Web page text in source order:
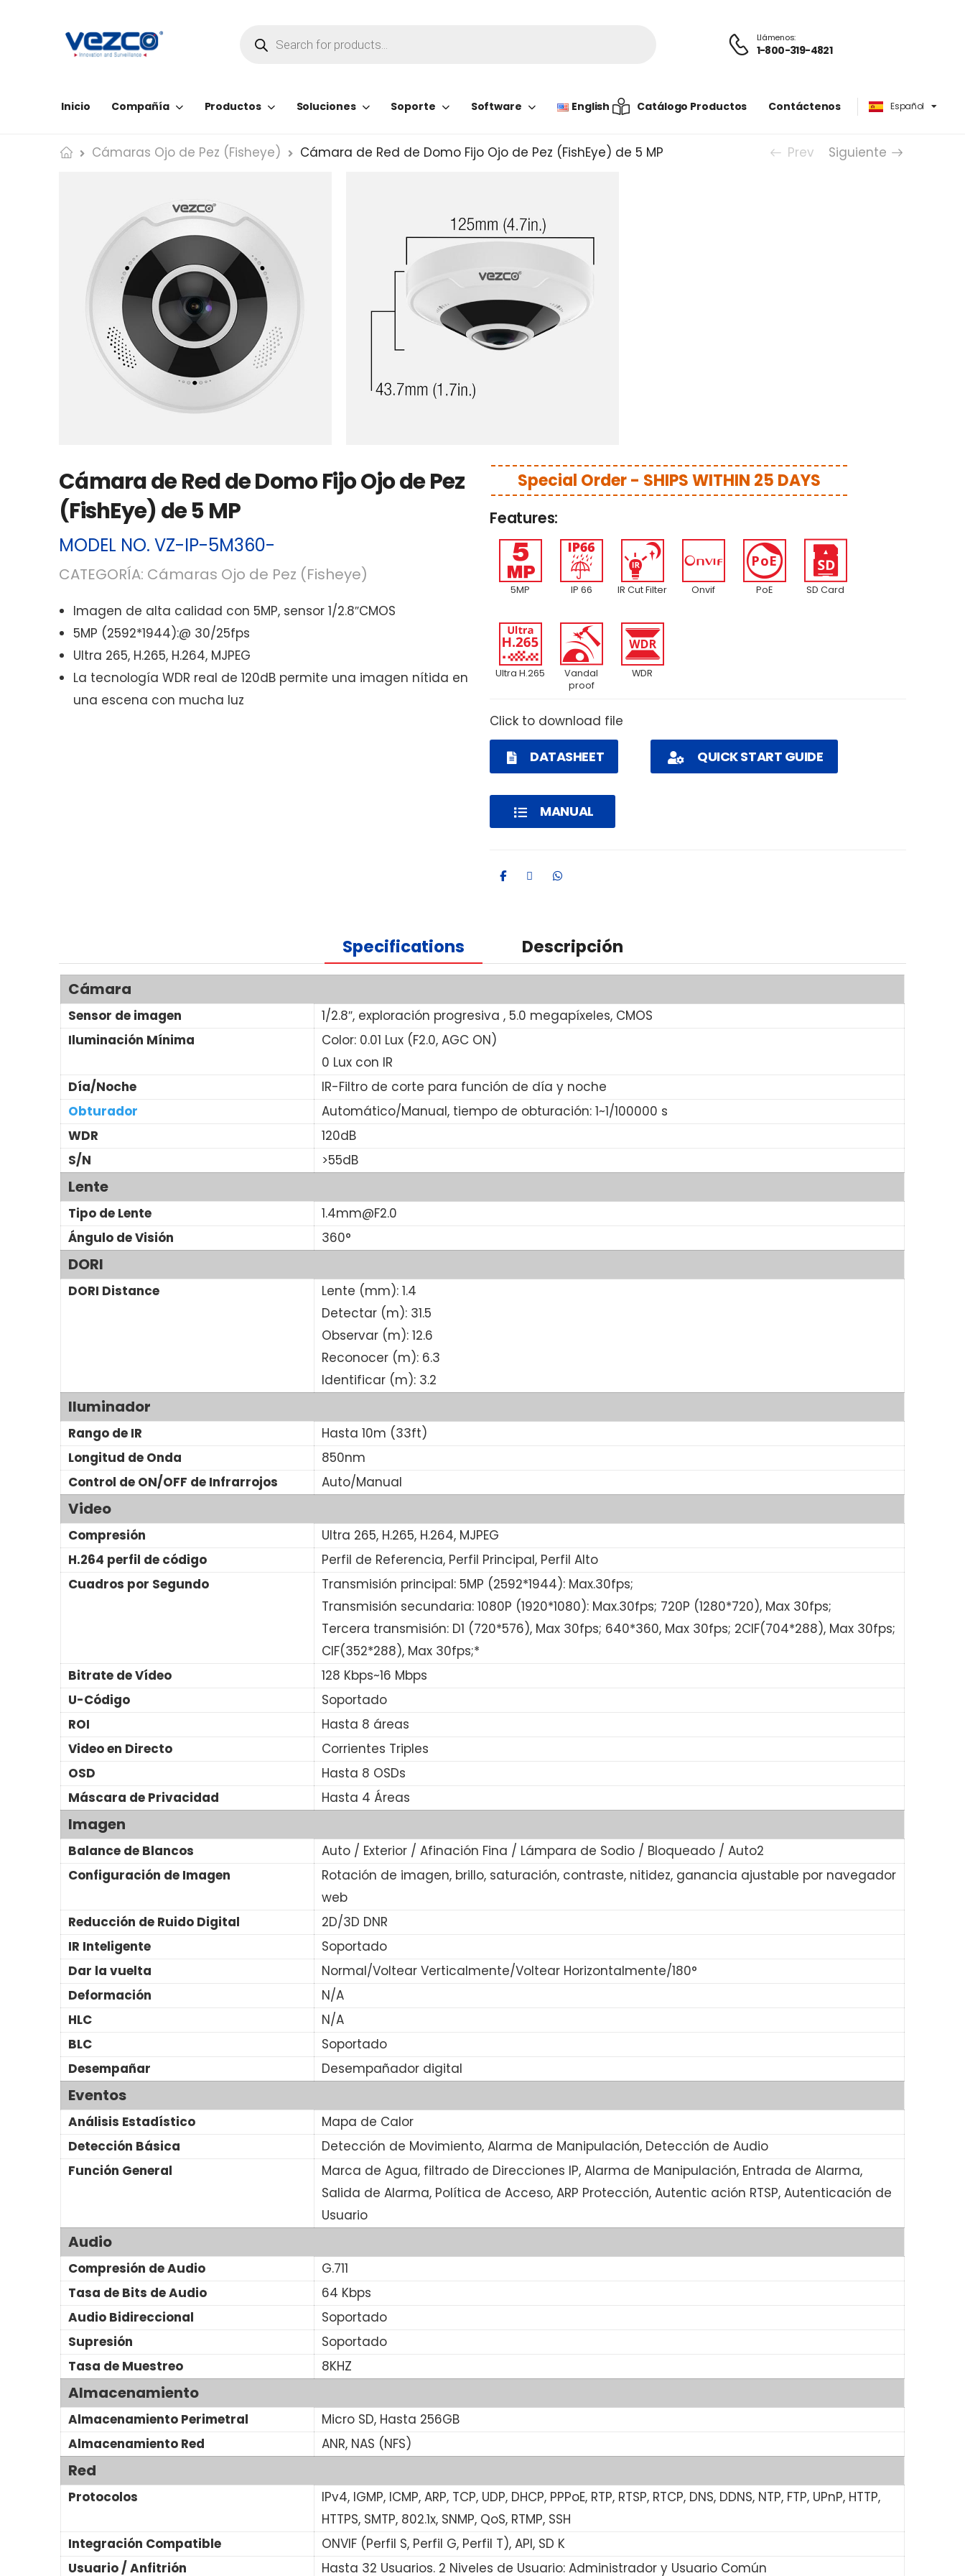
Llámenos:
1-800-319-4821
Inicio Compañía Productos Soluciones Soporte Software English Catálogo Productos Contáctenos Español
English
Cámaras Ojo de Pez (Fisheye) Cámara de Red de Domo Fijo Ojo de Pez (FishEye) de 5 MP Prev Siguiente
Cámara de Red de Domo Fijo Ojo de Pez
(FishEye) de 5 MP
MODEL NO. VZ-IP-5M360-
CATEGORÍA: Cámaras Ojo de Pez (Fisheye)
Imagen de alta calidad con 5MP, sensor 1/2.8″CMOS
5MP (2592*1944):@ 30/25fps
Ultra 265, H.265, H.264, MJPEG
La tecnología WDR real de 120dB permite una imagen nítida en
una escena con mucha luz
Special Order - SHIPS WITHIN 25 DAYS
Features:
5MP IP 66 IR Cut Filter Onvif PoE SD Card
Ultra H.265
Vandal
proof
WDR
Click to download file
DATASHEET QUICK START GUIDE
MANUAL
Specifications Descripción
Cámara
Sensor de imagen
1/2.8″, exploración progresiva , 5.0 megapíxeles, CMOS
Iluminación Mínima
Color: 0.01 Lux (F2.0, AGC ON)
0 Lux con IR
Día/Noche
IR-Filtro de corte para función de día y noche
Obturador
Automático/Manual, tiempo de obturación: 1~1/100000 s
WDR
120dB
S/N
>55dB
Lente
Tipo de Lente
1.4mm@F2.0
Ángulo de Visión
360°
DORI
DORI Distance
Lente (mm): 1.4
Detectar (m): 31.5
Observar (m): 12.6
Reconocer (m): 6.3
Identificar (m): 3.2
Iluminador
Rango de IR
Hasta 10m (33ft)
Longitud de Onda
850nm
Control de ON/OFF de Infrarrojos
Auto/Manual
Video
Compresión
Ultra 265, H.265, H.264, MJPEG
H.264 perfil de código
Perfil de Referencia, Perfil Principal, Perfil Alto
Cuadros por Segundo
Transmisión principal: 5MP (2592*1944): Max.30fps;
Transmisión secundaria: 1080P (1920*1080): Max.30fps; 720P (1280*720), Max 30fps;
Tercera transmisión: D1 (720*576), Max 30fps; 640*360, Max 30fps; 2CIF(704*288), Max 30fps;
CIF(352*288), Max 30fps;*
Bitrate de Vídeo
128 Kbps~16 Mbps
U-Código
Soportado
ROI
Hasta 8 áreas
Video en Directo
Corrientes Triples
OSD
Hasta 8 OSDs
Máscara de Privacidad
Hasta 4 Áreas
Imagen
Balance de Blancos
Auto / Exterior / Afinación Fina / Lámpara de Sodio / Bloqueado / Auto2
Configuración de Imagen
Rotación de imagen, brillo, saturación, contraste, nitidez, ganancia ajustable por navegador
web
Reducción de Ruido Digital
2D/3D DNR
IR Inteligente
Soportado
Dar la vuelta
Normal/Voltear Verticalmente/Voltear Horizontalmente/180°
Deformación
N/A
HLC
N/A
BLC
Soportado
Desempañar
Desempañador digital
Eventos
Análisis Estadístico
Mapa de Calor
Detección Básica
Detección de Movimiento, Alarma de Manipulación, Detección de Audio
Función General
Marca de Agua, filtrado de Direcciones IP, Alarma de Manipulación, Entrada de Alarma,
Salida de Alarma, Política de Acceso, ARP Protección, Autentic ación RTSP, Autenticación de
Usuario
Audio
Compresión de Audio
G.711
Tasa de Bits de Audio
64 Kbps
Audio Bidireccional
Soportado
Supresión
Soportado
Tasa de Muestreo
8KHZ
Almacenamiento
Almacenamiento Perimetral
Micro SD, Hasta 256GB
Almacenamiento Red
ANR, NAS (NFS)
Red
Protocolos
IPv4, IGMP, ICMP, ARP, TCP, UDP, DHCP, PPPoE, RTP, RTSP, RTCP, DNS, DDNS, NTP, FTP, UPnP, HTTP,
HTTPS, SMTP, 802.1x, SNMP, QoS, RTMP, SSH
Integración Compatible
ONVIF (Perfil S, Perfil G, Perfil T), API, SD K
Usuario / Anfitrión
Hasta 32 Usuarios. 2 Niveles de Usuario: Administrador y Usuario Común